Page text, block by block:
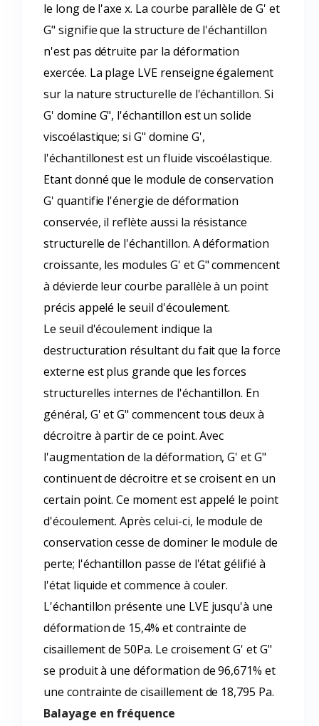
le long de l'axe x. La courbe parallèle de G' et
G" signifie que la structure de l'échantillon
n'est pas détruite par la déformation
exercée. La plage LVE renseigne également
sur la nature structurelle de l'échantillon. Si
G' domine G", l'échantillon est un solide
viscoélastique; si G" domine G',
l'échantillonest est un fluide viscoélastique.
Etant donné que le module de conservation
G' quantifie l'énergie de déformation
conservée, il reflète aussi la résistance
structurelle de l'échantillon. A déformation
croissante, les modules G' et G" commencent
à dévierde leur courbe parallèle à un point
précis appelé le seuil d'écoulement.
Le seuil d'écoulement indique la
destructuration résultant du fait que la force
externe est plus grande que les forces
structurelles internes de l'échantillon. En
général, G' et G" commencent tous deux à
décroitre à partir de ce point. Avec
l'augmentation de la déformation, G' et G"
continuent de décroitre et se croisent en un
certain point. Ce moment est appelé le point
d'écoulement. Après celui-ci, le module de
conservation cesse de dominer le module de
perte; l'échantillon passe de l'état gélifié à
l'état liquide et commence à couler.
L'échantillon présente une LVE jusqu'à une
déformation de 15,4% et contrainte de
cisaillement de 50Pa. Le croisement G' et G"
se produit à une déformation de 96,671% et
une contrainte de cisaillement de 18,795 Pa.
Balayage en fréquence